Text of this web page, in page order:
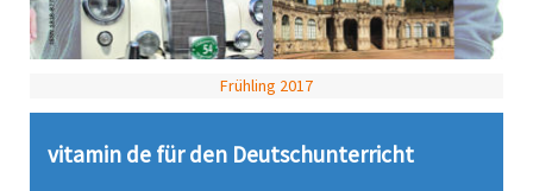
Frühling 2017
vitamin de für den Deutsch­unter­richt